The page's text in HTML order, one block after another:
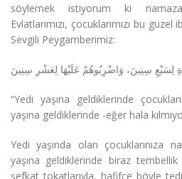
söylemek istiyorum ki namaza
Evlatlarımızı, çocuklarımızı bu güzel
Sevgili Peygamberimiz:
لِسَبْعِ سِنِينَ، وَاضْرِبُوهُمْ عَلَيْهَا لِعَشْرِ سِنِينَ
“Yedi yaşına geldiklerinde
yaşına geldiklerinde -eğer hala
Yedi yaşında olan çocuklarınıza
yaşına geldiklerinde biraz
şefkat tokatlarıyla, hafifçe böyle